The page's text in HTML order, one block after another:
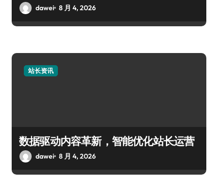
dawei 8 月 4, 2026
站长资讯
数据驱动内容革新，智能优化站长运营
dawei 8 月 4, 2026